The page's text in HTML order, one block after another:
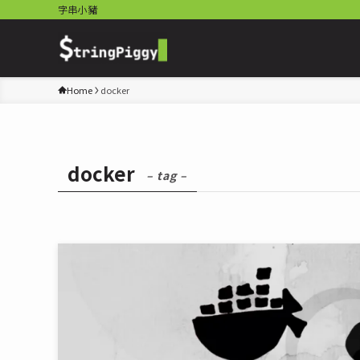
字串小豬
Home docker
docker – tag –